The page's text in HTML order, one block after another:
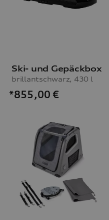
Ski- und Gepäckbox
brillantschwarz, 430 l
*855,00 €